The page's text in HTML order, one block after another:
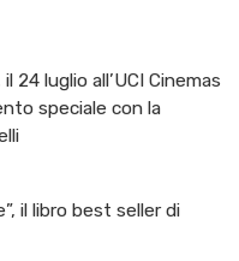
24 luglio all’UCI Cinemas
speciale con la
il libro best seller di